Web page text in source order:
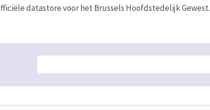
datastore voor het Brussels Hoofdstedelijk Gewest.